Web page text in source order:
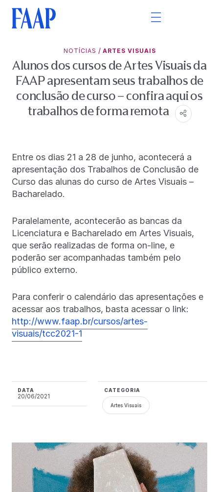
NOTÍCIAS / ARTES VISUAIS
Alunos dos cursos de Artes Visuais da
FAAP apresentam seus trabalhos de
conclusão de curso – confira aqui os
trabalhos de forma remota
Entre os dias 21 a 28 de junho, acontecerá a
apresentação dos Trabalhos de Conclusão de
Curso das alunas do curso de Artes Visuais –
Bacharelado.
Paralelamente, acontecerão as bancas da
Licenciatura e Bacharelado em Artes Visuais,
que serão realizadas de forma on-line, e
poderão ser acompanhadas também pelo
público externo.
Para conferir o calendário das apresentações e
acessar aos trabalhos, basta acessar o link:
http://www.faap.br/cursos/artes-
visuais/tcc2021-1
DATA
20/06/2021
CATEGORIA
Artes Visuais